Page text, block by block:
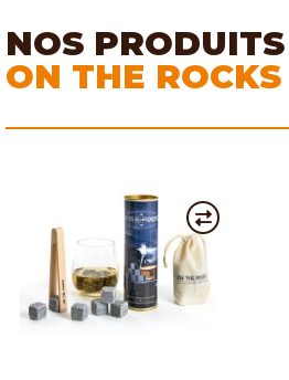
NOS PRODUITS
ON THE ROCKS